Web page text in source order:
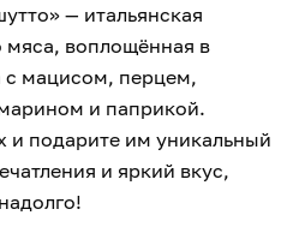
— итальянская
мяса, воплощённая в
с мацисом, перцем,
и паприкой.
и подарите им уникальный
и яркий вкус,